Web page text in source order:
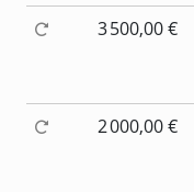
3 500,00 €
2 000,00 €